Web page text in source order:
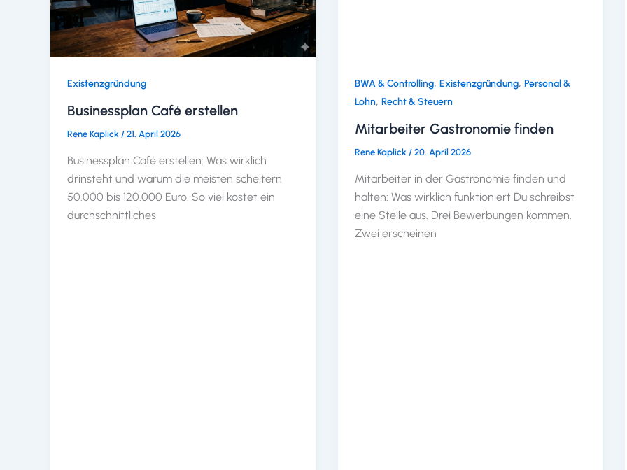
Existenzgründung
Businessplan Café erstellen
Rene Kaplick / 21. April 2026
Businessplan Café erstellen: Was wirklich
drinsteht und warum die meisten scheitern
50.000 bis 120.000 Euro. So viel kostet ein
durchschnittliches
BWA & Controlling, Existenzgründung, Personal &
Lohn, Recht & Steuern
Mitarbeiter Gastronomie finden
Rene Kaplick / 20. April 2026
Mitarbeiter in der Gastronomie finden und
halten: Was wirklich funktioniert Du schreibst
eine Stelle aus. Drei Bewerbungen kommen.
Zwei erscheinen